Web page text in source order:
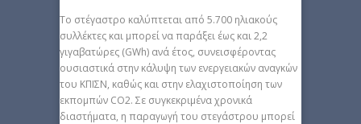
Το στέγαστρο καλύπτεται από 5.700 ηλιακούς
συλλέκτες και μπορεί να παράξει έως και 2,2
γιγαβατώρες (GWh) ανά έτος, συνεισφέροντας
ουσιαστικά στην κάλυψη των ενεργειακών αναγκών
του ΚΠΙΣΝ, καθώς και στην ελαχιστοποίηση των
εκπομπών CO2. Σε συγκεκριμένα χρονικά
διαστήματα, η παραγωγή του στεγάστρου μπορεί